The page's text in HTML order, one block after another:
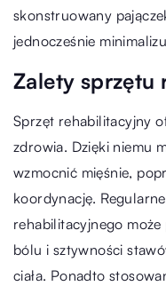
skonstruowany
jednocześnie
Zalety sprzętu
Sprzęt rehabilitacyjny
zdrowia. Dzięki niemu
wzmocnić mięśnie,
koordynację.
rehabilitacyjnego
bólu i sztywności
ciała. Ponadto